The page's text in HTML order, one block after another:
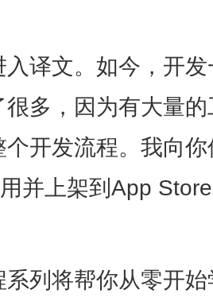
入译文。如今，开
很多，因为有大量
个开发流程。我向
并上架到App
系列将帮你从零开